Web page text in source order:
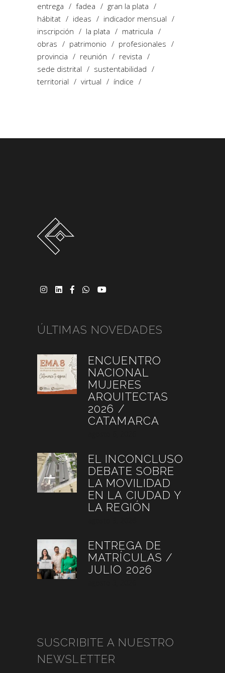
entrega
fadea
gran la plata
hábitat
ideas
indicador mensual
inscripción
la plata
matricula
obras
patrimonio
profesionales
provincia
reunión
revista
sede distrital
sustentabilidad
territorial
virtual índice
ÚLTIMAS NOVEDADES
ENCUENTRO
NACIONAL
MUJERES
ARQUITECTAS
2026 /
CATAMARCA
EL INCONCLUSO
DEBATE SOBRE
LA MOVILIDAD
EN LA CIUDAD Y
LA REGIÓN
ENTREGA DE
MATRÍCULAS /
JULIO 2026
SUSCRIBITE A NUESTRO
NEWSLETTER